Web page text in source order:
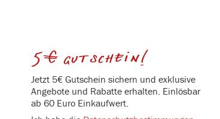
5€ gutschein!
Jetzt 5€ Gutschein sichern und exklusive
Angebote und Rabatte erhalten. Einlösbar
ab 60 Euro Einkaufwert.